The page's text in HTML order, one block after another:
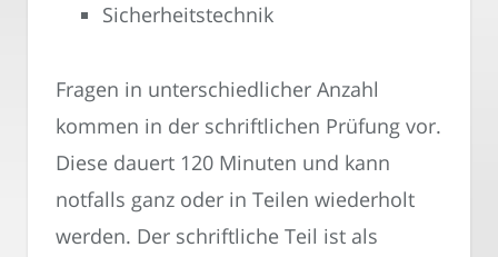
Sicherheitstechnik
Fragen in unterschiedlicher Anzahl
kommen in der schriftlichen Prüfung vor.
Diese dauert 120 Minuten und kann
notfalls ganz oder in Teilen wiederholt
werden. Der schriftliche Teil ist als